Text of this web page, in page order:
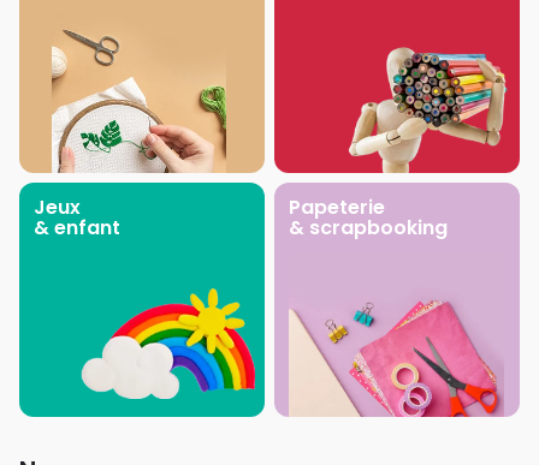
Jeux
& enfant
Papeterie
& scrapbooking